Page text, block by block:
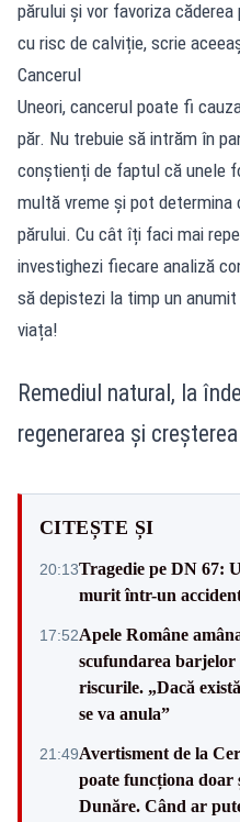
părului și vor favoriza
cu risc de calviție, scrie
Cancerul
Uneori, cancerul poate fi
păr. Nu trebuie să intrăm în
conștienți de faptul că unele
multă vreme și pot
părului. Cu cât îți faci mai
investighezi fiecare analiză
să depistezi la timp un
viața!
Remediul natural, la
regenerarea și
CITEȘTE ȘI
20:13Tragedie pe DN 67:
murit într-un
17:52Apele Române
scufundarea
riscurile. „Dacă
se va anula”
21:49Avertisment de la
poate funcționa doar
Dunăre. Când ar